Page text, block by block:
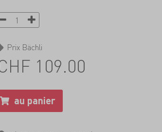
Prix Bächli
109.00